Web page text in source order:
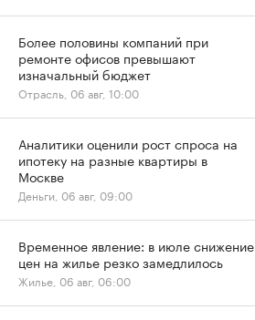
Более половины компаний при
ремонте офисов превышают
изначальный бюджет
Отрасль, 06 авг, 10:00
Аналитики оценили рост спроса на
ипотеку на разные квартиры в
Москве
Деньги, 06 авг, 09:00
Временное явление: в июле снижение
цен на жилье резко замедлилось
Жилье, 06 авг, 06:00